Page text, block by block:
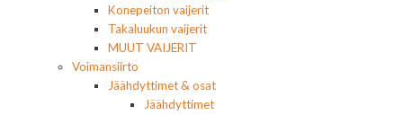
Konepeiton vaijerit
Takaluukun vaijerit
MUUT VAIJERIT
Voimansiirto
Jäähdyttimet & osat
Jäähdyttimet